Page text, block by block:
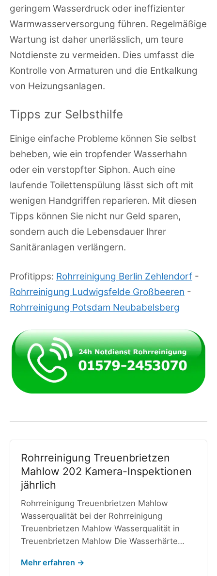
geringem Wasserdruck oder ineffizienter
Warmwasserversorgung führen. Regelmäßige
Wartung ist daher unerlässlich, um teure
Notdienste zu vermeiden. Dies umfasst die
Kontrolle von Armaturen und die Entkalkung
von Heizungsanlagen.
Tipps zur Selbsthilfe
Einige einfache Probleme können Sie selbst
beheben, wie ein tropfender Wasserhahn
oder ein verstopfter Siphon. Auch eine
laufende Toilettenspülung lässt sich oft mit
wenigen Handgriffen reparieren. Mit diesen
Tipps können Sie nicht nur Geld sparen,
sondern auch die Lebensdauer Ihrer
Sanitäranlagen verlängern.
Profitipps: Rohrreinigung Berlin Zehlendorf -
Rohrreinigung Ludwigsfelde Großbeeren -
Rohrreinigung Potsdam Neubabelsberg
Rohrreinigung Treuenbrietzen
Mahlow 202 Kamera-Inspektionen
jährlich
Rohrreinigung Treuenbrietzen Mahlow
Wasserqualität bei der Rohrreinigung
Treuenbrietzen Mahlow Wasserqualität in
Treuenbrietzen Mahlow Die Wasserhärte…
Mehr erfahren →